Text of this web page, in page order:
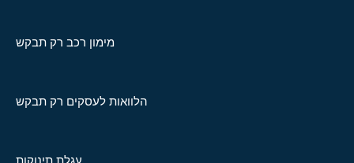
מימון רכב רק תבקש
הלוואות לעסקים רק תבקש
עגלת תינוקות